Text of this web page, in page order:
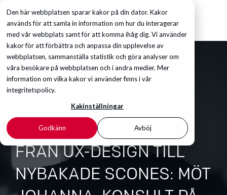
Den här webbplatsen sparar kakor på din dator. Kakor
används för att samla in information om hur du interagerar
med vår webbplats samt för att komma ihåg dig. Vi använder
kakor för att förbättra och anpassa din upplevelse av
webbplatsen, sammanställa statistik och göra analyser om
våra besökare på webbplatsen och i andra medier. Mer
information om vilka kakor vi använder finns i vår
integritetspolicy.
Kakinställningar
Godkänn Avböj
FRÅN UX-DESIGN TILL
NYBAKADE SCONES: MÖT